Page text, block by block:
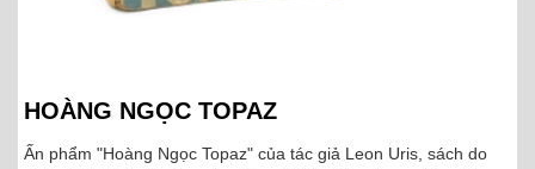
HOÀNG NGỌC TOPAZ
Ấn phẩm "Hoàng Ngọc Topaz" của tác giả Leon Uris, sách do